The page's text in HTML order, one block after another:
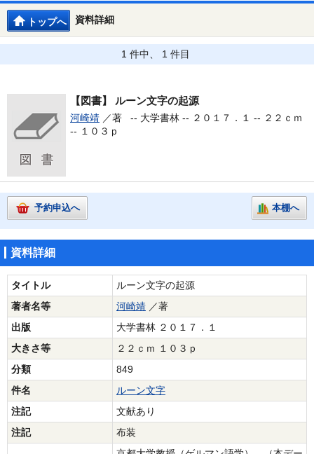
資料詳細
トップへ
1 件中、 1 件目
【図書】 ルーン文字の起源
河崎靖 ／著 -- 大学書林 -- ２０１７．１ -- ２２ｃｍ
-- １０３ｐ
予約申込へ 本棚へ
資料詳細
タイトル
ルーン文字の起源
著者名等
河崎靖 ／著
出版
大学書林 ２０１７．１
大きさ等
２２ｃｍ １０３ｐ
分類
849
件名
ルーン文字
注記
文献あり
注記
布装